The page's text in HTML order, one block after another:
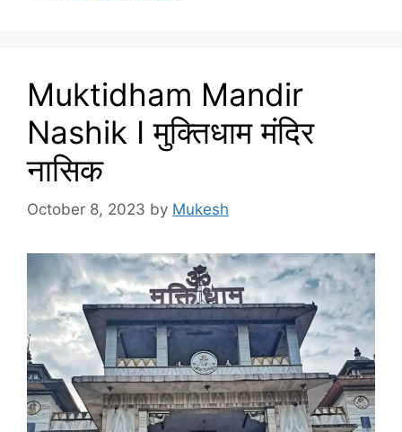
Muktidham Mandir
Nashik I मुक्तिधाम मंदिर
नासिक
October 8, 2023 by Mukesh